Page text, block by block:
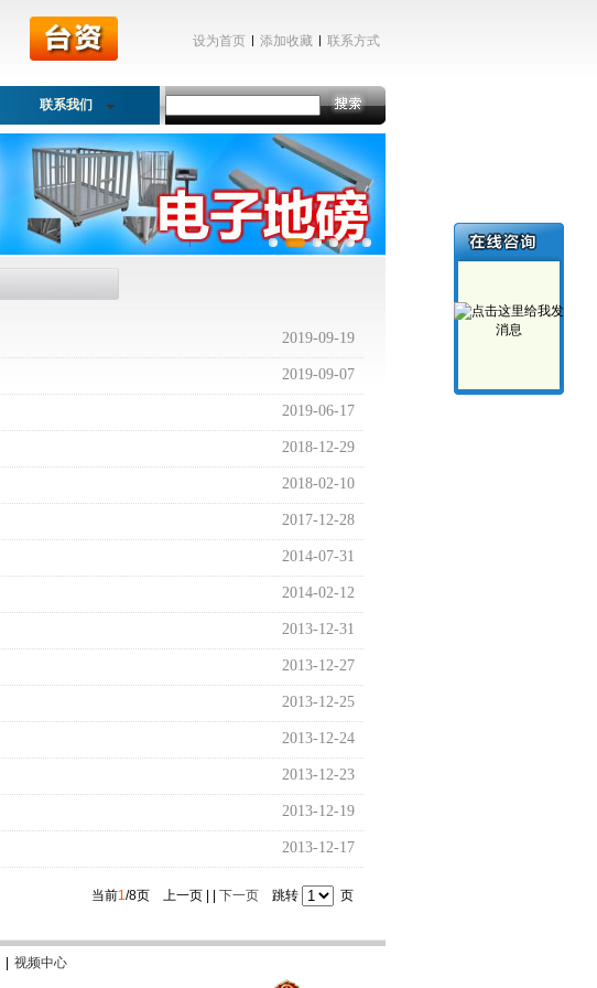
设为首页 添加收藏 联系方式
联系我们
2019-09-19
2019-09-07
2019-06-17
2018-12-29
2018-02-10
2017-12-28
2014-07-31
2014-02-12
2013-12-31
2013-12-27
2013-12-25
2013-12-24
2013-12-23
2013-12-19
2013-12-17
当前1 /8页 上一页 | | 下一页跳转 页
视频中心